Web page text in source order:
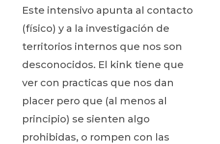
Este intensivo apunta al contacto
(físico) y a la investigación de
territorios internos que nos son
desconocidos. El kink tiene que
ver con practicas que nos dan
placer pero que (al menos al
principio) se sienten algo
prohibidas, o rompen con las